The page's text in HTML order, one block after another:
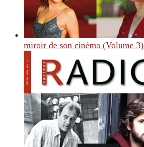
miroir de son cinéma (Volume 3)